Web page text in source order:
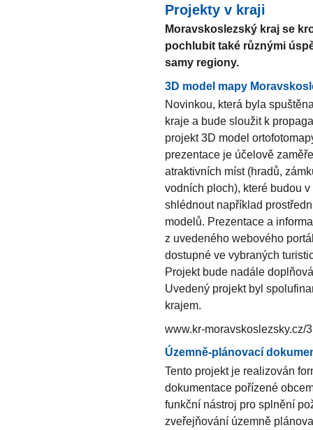
Projekty v kraji
Moravskoslezský kraj se
pochlubit také různými
samy regiony.
3D model mapy
Novinkou, která byla
kraje a bude sloužit k
projekt 3D model
prezentace je účelově
atraktivních míst (hradů,
vodních ploch), které budou
shlédnout například
modelů. Prezentace a
z uvedeného webového
dostupné ve vybraných
Projekt bude nadále
Uvedený projekt byl
krajem.
www.kr-moravskoslezsky.cz/
Územně-plánovací
Tento projekt je realizován
dokumentace pořízené
funkční nástroj pro splnění
zveřejňování územně